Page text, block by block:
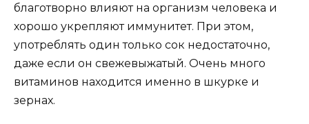
благотворно влияют на организм человека и
хорошо укрепляют иммунитет. При этом,
употреблять один только сок недостаточно,
даже если он свежевыжатый. Очень много
витаминов находится именно в шкурке и
зернах.